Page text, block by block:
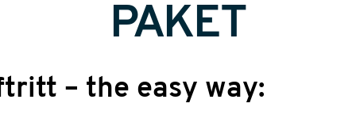
PAKET
– the easy way: